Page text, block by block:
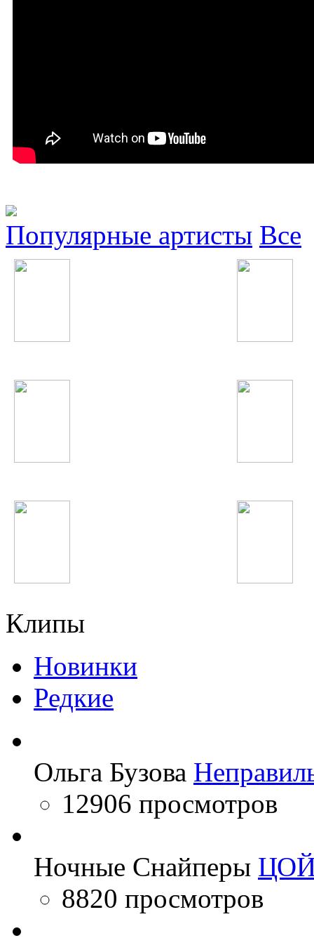
Популярные артисты Все
Клипы
Новинки
Редкие
Ольга Бузова
12906 просмотров
Ночные Снайперы
8820 просмотров